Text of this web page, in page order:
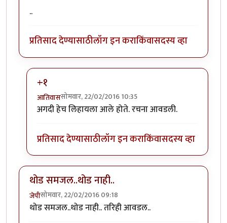
..
प्रतिसाद देण्यासाठीलॉग इन कराकिंवासदस्य व्हा
+१
आतिवाससोमवार, 22/02/2016 10:35
In reply toझाडी बोलीत असूनही खालीbyअजया
अगदी हेच लिहायला आले होते. रचना आवडली.
प्रतिसाद देण्यासाठीलॉग इन कराकिंवासदस्य व्हा
थोड समजल..थोड नाही..
जेपीसोमवार, 22/02/2016 09:18
थोड समजल..थोड नाही.. तरिही आवडल..